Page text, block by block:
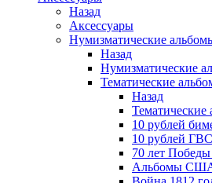
Назад
Аксессуары
Нумизматические
Назад
Нумизматические
Тематические
Назад
Тематические
10 рублей
10 рублей ГВС
70 лет
Альбомы